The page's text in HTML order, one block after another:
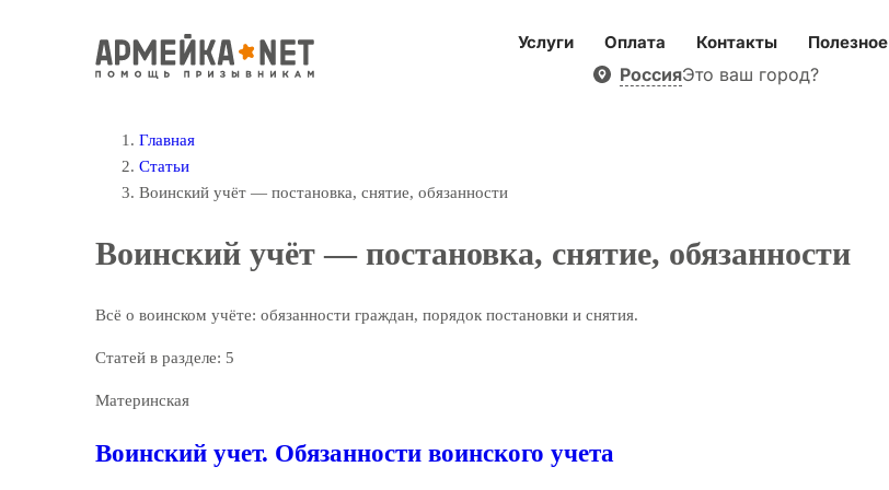
Услуги Оплата Контакты Полезное
РоссияЭто ваш город?
Главная
Статьи
Воинский учёт — постановка, снятие, обязанности
Воинский учёт — постановка, снятие, обязанности
Всё о воинском учёте: обязанности граждан, порядок постановки и снятия.
Статей в разделе: 5
Материнская
Воинский учет. Обязанности воинского учета